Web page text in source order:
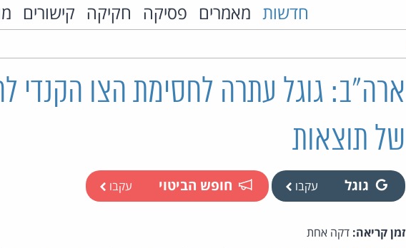
חדשות מאמרים פסיקה חקיקה קישורים
ארה"ב: גוגל עתרה לחסימת הצו הקנדי
של תוצאות
גוגל עקבו חופש הביטוי עקבו
זמן קריאה: דקה אחת